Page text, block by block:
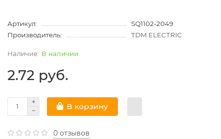
Артикул:
SQ1102-2049
Производитель:
TDM ELECTRIC
В наличии
2.72 руб.
В корзину
0 отзывов